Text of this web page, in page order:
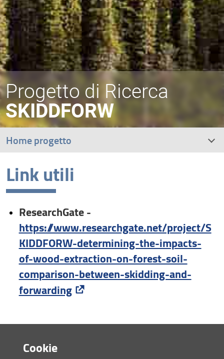
Progetto di Ricerca
SKIDDFORW
Link utili
ResearchGate -
https://www.researchgate.net/project/S
KIDDFORW-determining-the-impacts-
of-wood-extraction-on-forest-soil-
comparison-between-skidding-and-
forwarding
Home progetto
Il Progetto SKIDDFORW
Chi Siamo
Attività
Comunicazione e documenti
Contatti
Cookie